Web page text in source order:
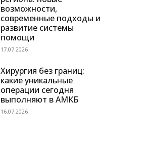
возможности,
современные подходы и
развитие системы
помощи
17.07.2026
Хирургия без границ:
какие уникальные
операции сегодня
выполняют в АМКБ
16.07.2026